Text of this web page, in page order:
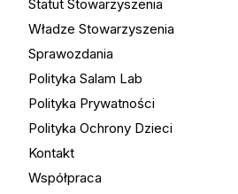
Statut Stowarzyszenia
Władze Stowarzyszenia
Sprawozdania
Polityka Salam Lab
Polityka Prywatności
Polityka Ochrony Dzieci
Kontakt
Współpraca